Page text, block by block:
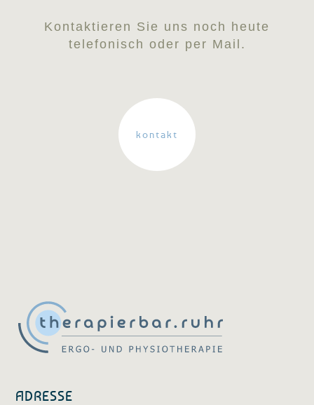
Kontaktieren Sie uns noch heute
telefonisch oder per Mail.
kontakt
ADRESSE